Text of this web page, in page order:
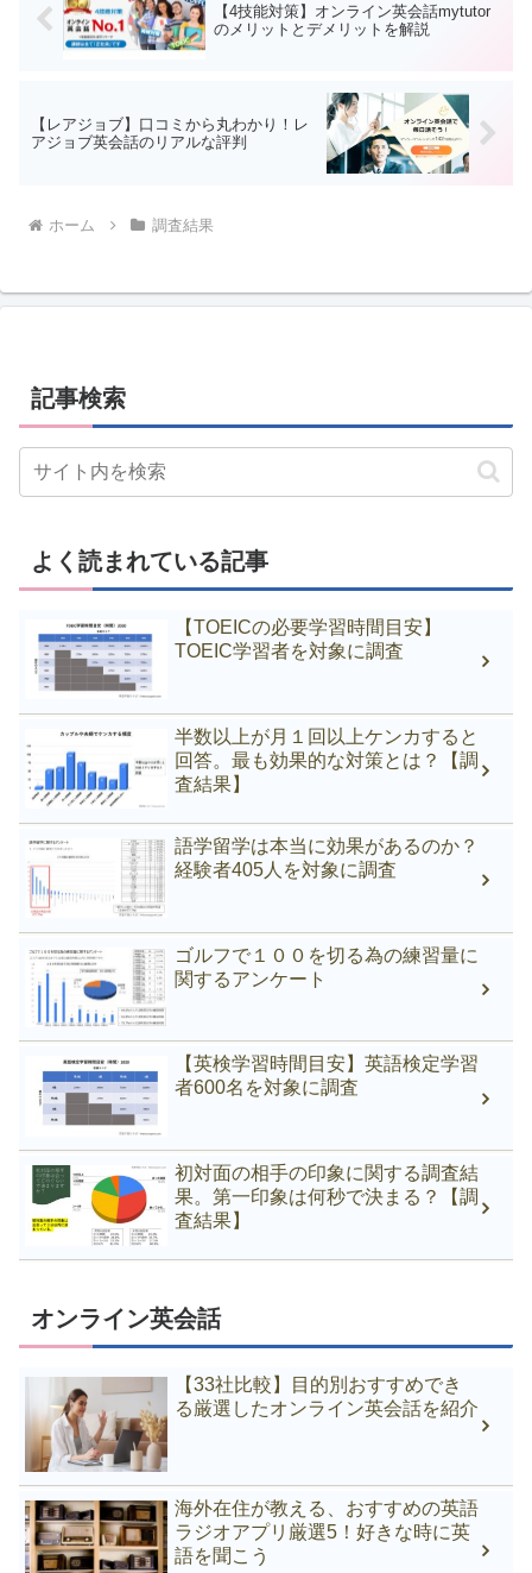
【4技能対策】オンライン英会話mytutor
のメリットとデメリットを解説
【レアジョブ】口コミから丸わかり！レ
アジョブ英会話のリアルな評判
ホーム 調査結果
記事検索
よく読まれている記事
【TOEICの必要学習時間目安】
TOEIC学習者を対象に調査
半数以上が月１回以上ケンカすると
回答。最も効果的な対策とは？【調
査結果】
語学留学は本当に効果があるのか？
経験者405人を対象に調査
ゴルフで１００を切る為の練習量に
関するアンケート
【英検学習時間目安】英語検定学習
者600名を対象に調査
初対面の相手の印象に関する調査結
果。第一印象は何秒で決まる？【調
査結果】
オンライン英会話
【33社比較】目的別おすすめでき
る厳選したオンライン英会話を紹介
海外在住が教える、おすすめの英語
ラジオアプリ厳選5！好きな時に英
語を聞こう